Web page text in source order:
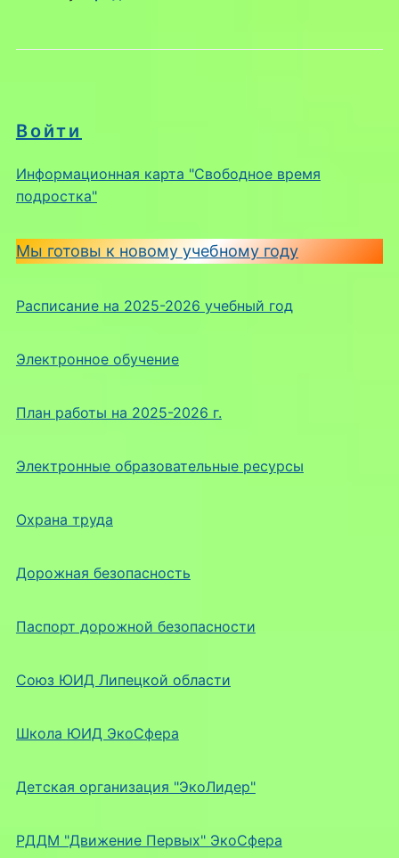
Войти
Информационная карта "Свободное время
подростка"
Мы готовы к новому учебному году
Расписание на 2025-2026 учебный год
Электронное обучение
План работы на 2025-2026 г.
Электронные образовательные ресурсы
Охрана труда
Дорожная безопасность
Паспорт дорожной безопасности
Союз ЮИД Липецкой области
Школа ЮИД ЭкоСфера
Детская организация "ЭкоЛидер"
РДДМ "Движение Первых" ЭкоСфера